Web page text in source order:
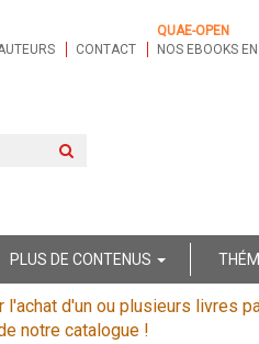
CONTACT
QUAE-OPEN
NOS EBOOKS
PLUS DE CONTENUS
l'achat d'un ou plusieurs livres
notre catalogue !